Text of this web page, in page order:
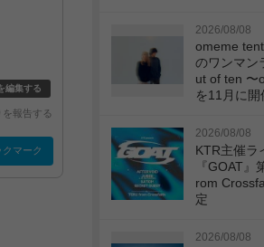
編集する
報告する
クマーク
2026/08/08
omeme
のワンマン
ut of ten 〜
を11月に開
2026/08/08
KTR主催ラ
『GOAT
rom
定
2026/08/08